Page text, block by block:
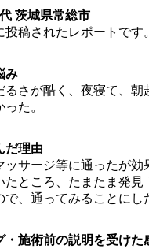
茨城県常総市
稿されたレポートです。
み
るさが酷く、夜寝て、朝
た。
だ理由
ッサージ等に通ったが効
たところ、たまたま発見
、通ってみることにし
・施術前の説明を受けた